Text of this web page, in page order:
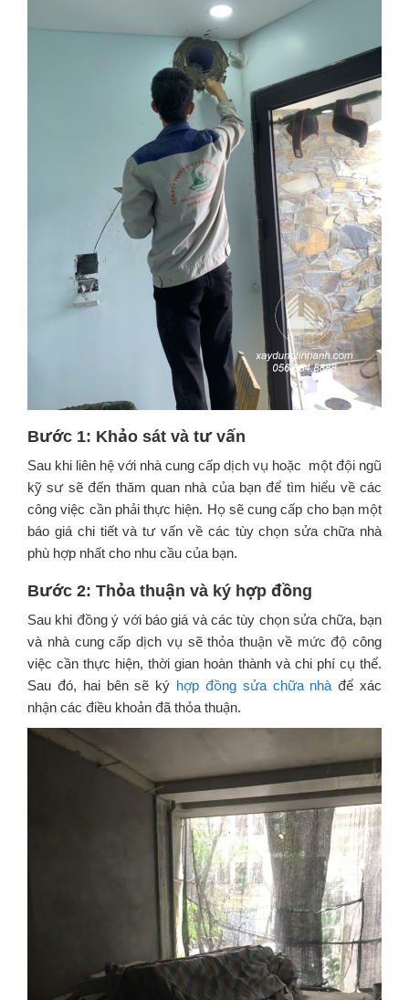
Bước 1: Khảo sát và tư vấn
Sau khi liên hệ với nhà cung cấp dịch vụ hoặc một đội ngũ
kỹ sư sẽ đến thăm quan nhà của bạn để tìm hiểu về các
công việc cần phải thực hiện. Họ sẽ cung cấp cho bạn một
báo giá chi tiết và tư vấn về các tùy chọn sửa chữa nhà
phù hợp nhất cho nhu cầu của bạn.
Bước 2: Thỏa thuận và ký hợp đồng
Sau khi đồng ý với báo giá và các tùy chọn sửa chữa, bạn
và nhà cung cấp dịch vụ sẽ thỏa thuận về mức độ công
việc cần thực hiện, thời gian hoàn thành và chi phí cụ thể.
Sau đó, hai bên sẽ ký hợp đồng sửa chữa nhàđể xác
nhận các điều khoản đã thỏa thuận.